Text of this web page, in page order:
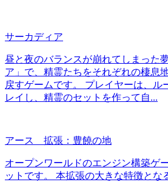
サーカディア
昼と夜のバランスが崩れてしまった
ア」で、精霊たちをそれぞれの棲息
戻すゲームです。 プレイヤーは、ル
レイし、精霊のセットを作って自...
アース 拡張：豊饒の地
オープンワールドのエンジン構築ゲ
ットです。 本拡張の大きな特徴とな